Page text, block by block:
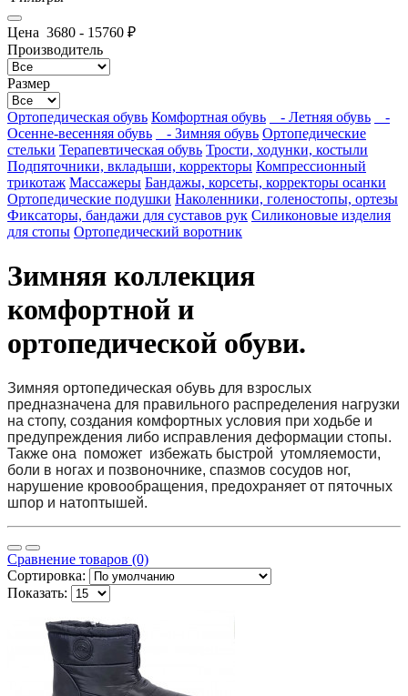
Цена 3680 - 15760 ₽
Производитель
Размер
Ортопедическая обувь Комфортная обувь - Летняя обувь
-
Осенне-весенняя обувь
- Зимняя обувь Ортопедические
стельки Терапевтическая обувь Трости, ходунки, костыли
Подпяточники, вкладыши, корректоры Компрессионный
трикотаж Массажеры Бандажы, корсеты, корректоры осанки
Ортопедические подушки Наколенники, голеностопы, ортезы
Фиксаторы, бандажи для суставов рук Силиконовые изделия
для стопы Ортопедический воротник
Зимняя коллекция
комфортной и
ортопедической обуви.
Зимняя ортопедическая обувь для взрослых
предназначена для правильного распределения нагрузки
на стопу, создания комфортных условия при ходьбе и
предупреждения либо исправления деформации стопы.
Также она поможет избежать быстрой утомляемости,
боли в ногах и позвоночнике, спазмов сосудов ног,
нарушение кровообращения, предохраняет от пяточных
шпор и натоптышей.
Сравнение товаров (0)
Сортировка:
Показать: